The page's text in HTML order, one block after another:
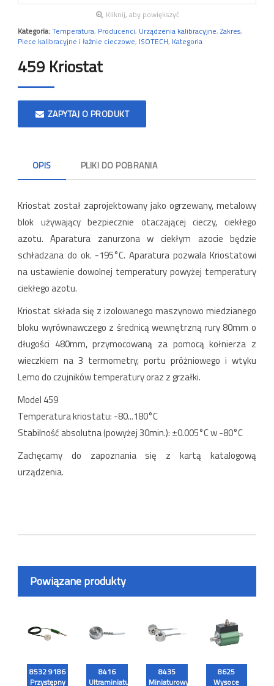
Kliknij, aby powiększyć
Kategoria:Temperatura, Producenci, Urządzenia kalibracyjne, Zakres,
Piece kalibracyjne i łaźnie cieczowe, ISOTECH, Kategoria
459 Kriostat
ZAPYTAJ O PRODUKT
OPIS PLIKI DO POBRANIA
Kriostat został zaprojektowany jako ogrzewany, metalowy
blok używający bezpiecznie otaczającej cieczy, ciekłego
azotu. Aparatura zanurzona w ciekłym azocie będzie
schładzana do ok. -195°C. Aparatura pozwala Kriostatowi
na ustawienie dowolnej temperatury powyżej temperatury
ciekłego azotu.
Kriostat składa się z izolowanego maszynowo miedzianego
bloku wyrównawczego z średnicą wewnętrzną rury 80mm o
długości 480mm, przymocowaną za pomocą kołnierza z
wieczkiem na 3 termometry, portu próżniowego i wtyku
Lemo do czujników temperatury oraz z grzałki.
Model 459
Temperatura kriostatu: -80...180°C
Stabilność absolutna (powyżej 30min.): ±0.005°C w -80°C
Zachęcamy do zapoznania się z kartą katalogową
urządzenia.
Powiązane produkty
8532 9186
Przystępny
8416
Ultraminiaturowy
8435
Miniaturowy
8625
Wysoce